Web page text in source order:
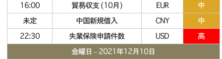
16:00 貿易収支 (10月) EUR
中
未定
中国新規借入 CNY
中
22:30
失業保険申請件数 USD
高
金曜日 – 2021年12月10日